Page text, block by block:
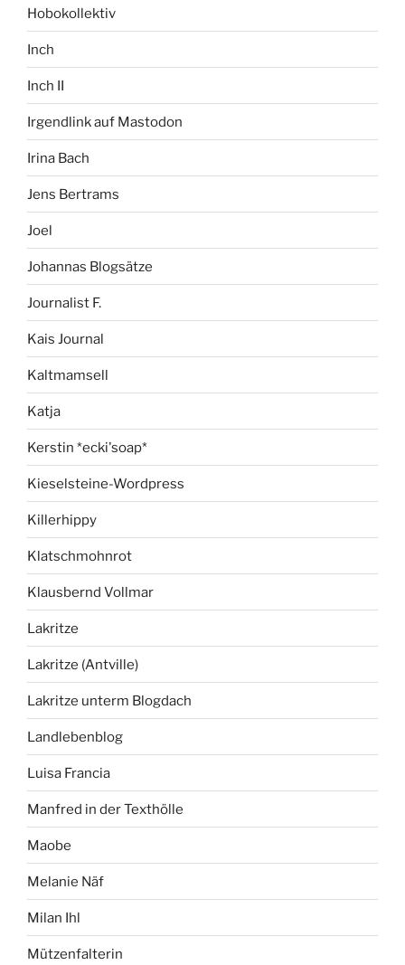
Hobokollektiv
Inch
Inch II
Irgendlink auf Mastodon
Irina Bach
Jens Bertrams
Joel
Johannas Blogsätze
Journalist F.
Kais Journal
Kaltmamsell
Katja
Kerstin *ecki'soap*
Kieselsteine-Wordpress
Killerhippy
Klatschmohnrot
Klausbernd Vollmar
Lakritze
Lakritze (Antville)
Lakritze unterm Blogdach
Landlebenblog
Luisa Francia
Manfred in der Texthölle
Maobe
Melanie Näf
Milan Ihl
Mützenfalterin